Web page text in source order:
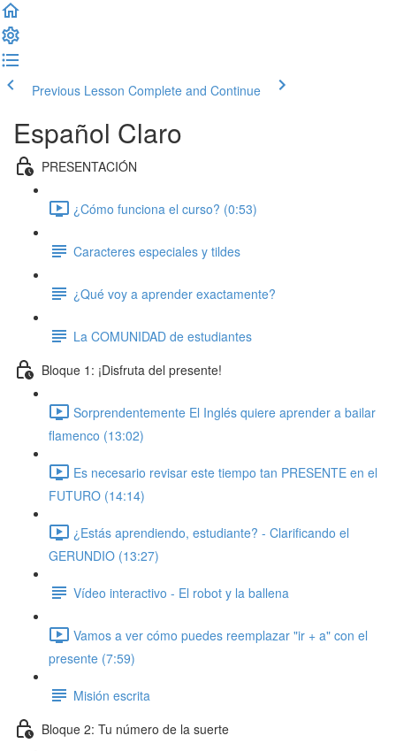
Previous Lesson Complete and Continue
Español Claro
PRESENTACIÓN
¿Cómo funciona el curso? (0:53)
Caracteres especiales y tildes
¿Qué voy a aprender exactamente?
La COMUNIDAD de estudiantes
Bloque 1: ¡Disfruta del presente!
Sorprendentemente El Inglés quiere aprender a bailar
flamenco (13:02)
Es necesario revisar este tiempo tan PRESENTE en el
FUTURO (14:14)
¿Estás aprendiendo, estudiante? - Clarificando el
GERUNDIO (13:27)
Vídeo interactivo - El robot y la ballena
Vamos a ver cómo puedes reemplazar "ir + a" con el
presente (7:59)
Misión escrita
Bloque 2: Tu número de la suerte